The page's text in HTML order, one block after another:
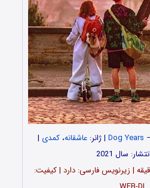
Dog Years | ژانر: عاشقانه، کمدی |
سال 2021
ایتالیایی | مدت‌‌: 97 دقیقه | زیرنویس فارسی: دارد | کیفیت: